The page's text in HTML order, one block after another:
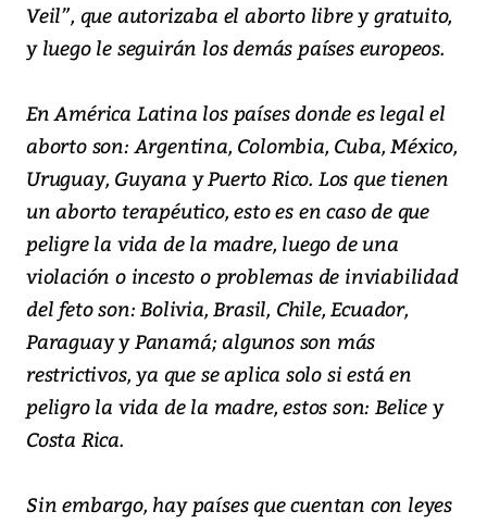
Veil”, que autorizaba el aborto libre y gratuito,
y luego le seguirán los demás países europeos.
En América Latina los países donde es legal el
aborto son: Argentina, Colombia, Cuba, México,
Uruguay, Guyana y Puerto Rico. Los que tienen
un aborto terapéutico, esto es en caso de que
peligre la vida de la madre, luego de una
violación o incesto o problemas de inviabilidad
del feto son: Bolivia, Brasil, Chile, Ecuador,
Paraguay y Panamá; algunos son más
restrictivos, ya que se aplica solo si está en
peligro la vida de la madre, estos son: Belice y
Costa Rica.
Sin embargo, hay países que cuentan con leyes